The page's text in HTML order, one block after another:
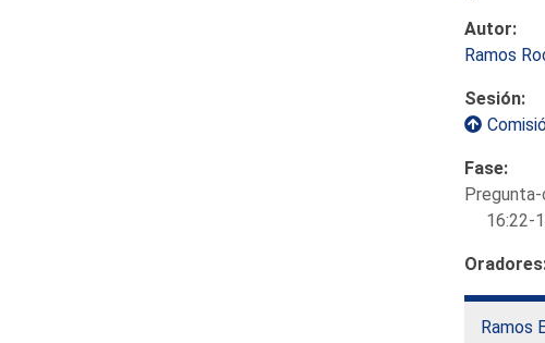
Autor:
Ramos
Sesión:
Fase:
16:22-
Ramos